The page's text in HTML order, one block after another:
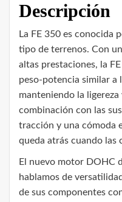
Descripción
La FE 350 es conocida
tipo de terrenos. Con
altas prestaciones, la
peso-potencia similar a
manteniendo la
combinación con las
tracción y una cómoda
queda atrás cuando las
El nuevo motor DOHC
hablamos de
de sus componentes